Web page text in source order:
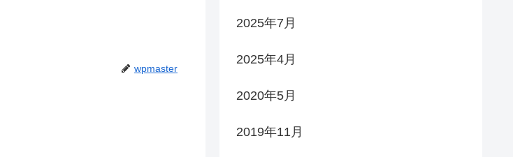
wpmaster
2025年7月
2025年4月
2020年5月
2019年11月